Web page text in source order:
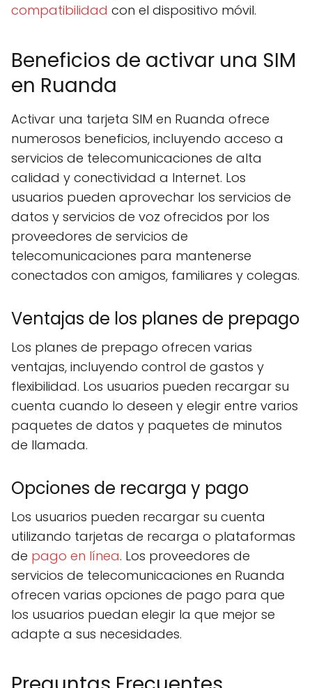
compatibilidad con el dispositivo móvil.
Beneficios de activar una SIM
en Ruanda
Activar una tarjeta SIM en Ruanda ofrece
numerosos beneficios, incluyendo acceso a
servicios de telecomunicaciones de alta
calidad y conectividad a Internet. Los
usuarios pueden aprovechar los servicios de
datos y servicios de voz ofrecidos por los
proveedores de servicios de
telecomunicaciones para mantenerse
conectados con amigos, familiares y colegas.
Ventajas de los planes de prepago
Los planes de prepago ofrecen varias
ventajas, incluyendo control de gastos y
flexibilidad. Los usuarios pueden recargar su
cuenta cuando lo deseen y elegir entre varios
paquetes de datos y paquetes de minutos
de llamada.
Opciones de recarga y pago
Los usuarios pueden recargar su cuenta
utilizando tarjetas de recarga o plataformas
de pago en línea. Los proveedores de
servicios de telecomunicaciones en Ruanda
ofrecen varias opciones de pago para que
los usuarios puedan elegir la que mejor se
adapte a sus necesidades.